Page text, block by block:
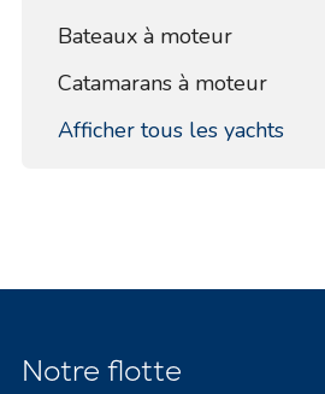
Bateaux à moteur
Catamarans à moteur
Afficher tous les yachts
Notre flotte